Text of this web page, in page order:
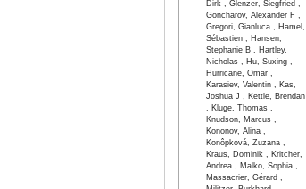
Dirk , Glenzer, Siegfried ,
Goncharov, Alexander F ,
Gregori, Gianluca , Hamel,
Sébastien , Hansen,
Stephanie B , Hartley,
Nicholas , Hu, Suxing ,
Hurricane, Omar ,
Karasiev, Valentin , Kas,
Joshua J , Kettle, Brendan
, Kluge, Thomas ,
Knudson, Marcus ,
Kononov, Alina ,
Konôpková, Zuzana ,
Kraus, Dominik , Kritcher,
Andrea , Malko, Sophia ,
Massacrier, Gérard ,